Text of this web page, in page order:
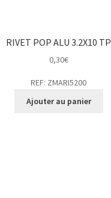
RIVET POP ALU 3.2X10 TP
0,30€
REF: ZMARI5200
Ajouter au panier